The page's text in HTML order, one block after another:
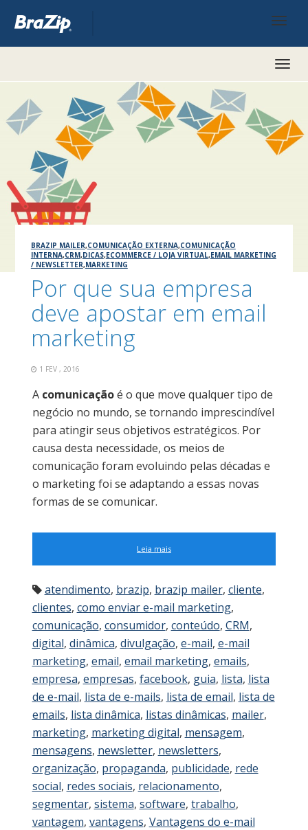
BRAZIP MAILER,COMUNICAÇÃO EXTERNA,COMUNICAÇÃO
INTERNA,CRM,DICAS,ECOMMERCE / LOJA VIRTUAL,EMAIL MARKETING
/ NEWSLETTER,MARKETING
Por que sua empresa
deve apostar em email
marketing
1 FEV , 2016
A comunicaçãoé o que move qualquer tipo de
negócio no mundo, se tornando imprescindível
para atingir seus objetivos estratégicos. Por
causa desta necessidade, os meios de
comunicação foram evoluindo pelas décadas e
o marketing foi se adaptando a essas novas
formas de se comunicar.
Leia mais
atendimento, brazip, brazip mailer, cliente,
clientes, como enviar e-mail marketing,
comunicação, consumidor, conteúdo, CRM,
digital, dinâmica, divulgação, e-mail, e-mail
marketing, email, email marketing, emails,
empresa, empresas, facebook, guia, lista, lista
de e-mail, lista de e-mails, lista de email, lista de
emails, lista dinâmica, listas dinâmicas, mailer,
marketing, marketing digital, mensagem,
mensagens, newsletter, newsletters,
organização, propaganda, publicidade, rede
social, redes sociais, relacionamento,
segmentar, sistema, software, trabalho,
vantagem, vantagens, Vantagens do e-mail